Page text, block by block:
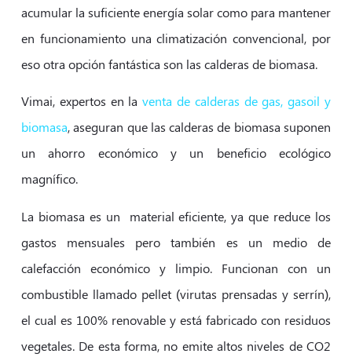
acumular la suficiente energía solar como para mantener
en funcionamiento una climatización convencional, por
eso otra opción fantástica son las calderas de biomasa.
Vimai, expertos en laventa de calderas de gas, gasoil y
biomasa, aseguran que las calderas de biomasa suponen
un ahorro económico y un beneficio ecológico
magnífico.
La biomasa es un material eficiente, ya que reduce los
gastos mensuales pero también es un medio de
calefacción económico y limpio. Funcionan con un
combustible llamado pellet (virutas prensadas y serrín),
el cual es 100% renovable y está fabricado con residuos
vegetales. De esta forma, no emite altos niveles de CO2